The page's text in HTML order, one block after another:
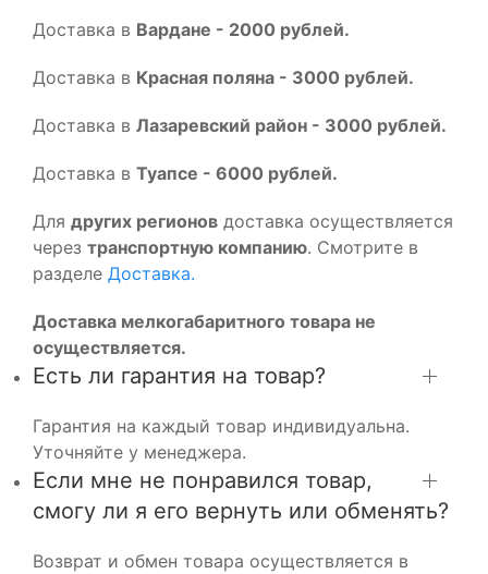
Доставка в Вардане - 2000 рублей.
Доставка в Красная поляна - 3000 рублей.
Доставка в Лазаревский район - 3000 рублей.
Доставка в Туапсе - 6000 рублей.
Для других регионов доставка осуществляется
через транспортную компанию. Смотрите в
разделе Доставка.
Доставка мелкогабаритного товара не
осуществляется.
Есть ли гарантия на товар?
Гарантия на каждый товар индивидуальна.
Уточняйте у менеджера.
Если мне не понравился товар,
смогу ли я его вернуть или обменять?
Возврат и обмен товара осуществляется в